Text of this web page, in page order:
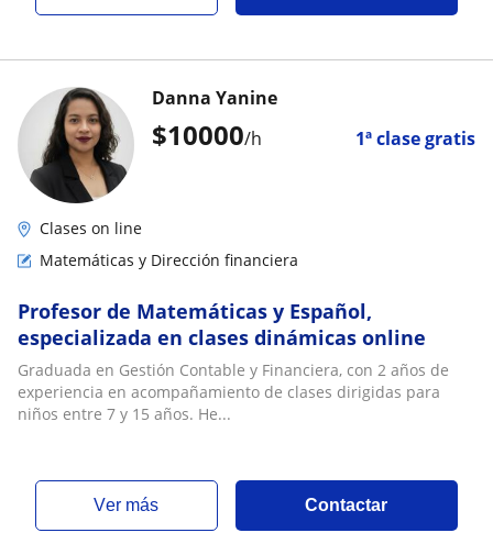
$10000/h 1ª clase gratis
Danna Yanine
Clases on line
Matemáticas y Dirección financiera
Profesor de Matemáticas y Español,
especializada en clases dinámicas online
Graduada en Gestión Contable y Financiera, con 2 años de
experiencia en acompañamiento de clases dirigidas para
niños entre 7 y 15 años. He...
ver más Contactar